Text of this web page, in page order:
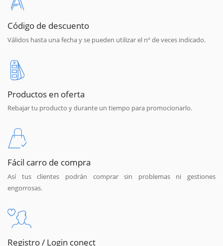
Código de descuento
Válidos hasta una fecha y se pueden utilizar el nº de veces indicado.
Productos en oferta
Rebajar tu producto y durante un tiempo para promocionarlo.
Fácil carro de compra
Así tus clientes podrán comprar sin problemas ni gestiones
engorrosas.
Registro / Login conect